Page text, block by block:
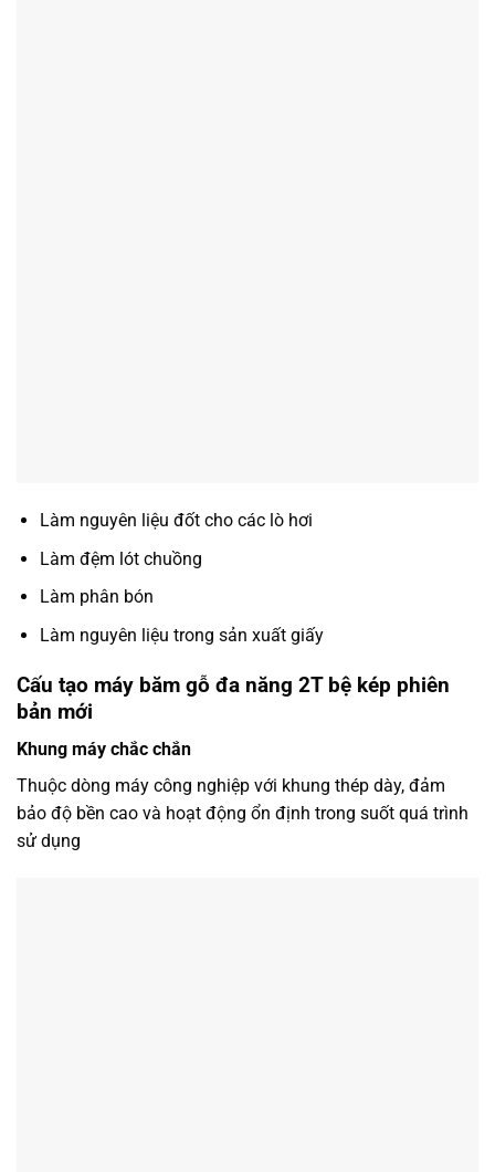
Làm nguyên liệu đốt cho các lò hơi
Làm đệm lót chuồng
Làm phân bón
Làm nguyên liệu trong sản xuất giấy
Cấu tạo máy băm gỗ đa năng 2T bệ kép phiên
bản mới
Khung máy chắc chắn
Thuộc dòng máy công nghiệp với khung thép dày, đảm
bảo độ bền cao và hoạt động ổn định trong suốt quá trình
sử dụng